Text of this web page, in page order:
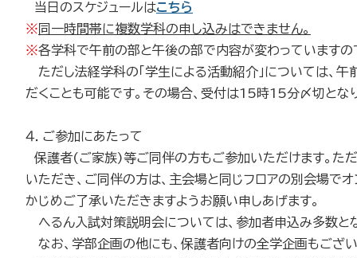
当日のスケジュールはこちら
※ 同一時間帯に複数学科の申し込みはできません。
※各学科で午前の部と午後の部で内容が変わっていますの
ただし法経学科の「学生による活動紹介」については、
だくことも可能です。その場合、受付は15時15分〆切とな
４．ご参加にあたって
保護者(ご家族)等ご同伴の方もご参加いただけます。た
いただき、ご同伴の方は、主会場と同じフロアの別会場で
かじめご了承いただきますようお願い申しあげます。
へるん入試対策説明会については、参加者申込み多数と
なお、学部企画の他にも、保護者向けの全学企画もござい